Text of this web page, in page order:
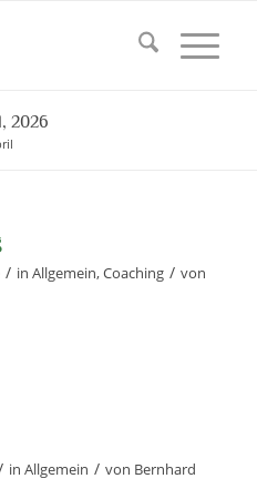
2026
/ in Allgemein,Coaching / von
in Allgemein / von Bernhard